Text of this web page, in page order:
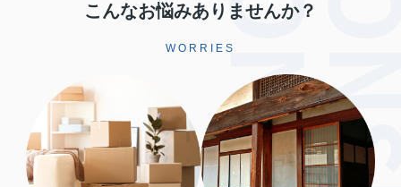
こんなお悩みありませんか？
WORRIES